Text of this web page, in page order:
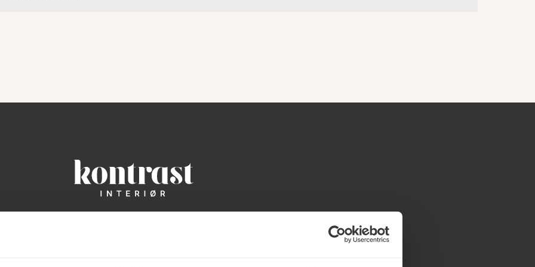
Stramt og interessant. Vi vælger altid kun de produkter, vi ikke selv kan stå for. Som vi